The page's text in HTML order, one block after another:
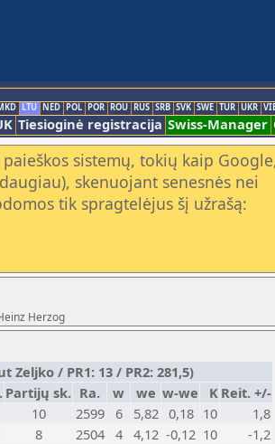
LTU NED POL POR ROU RUS SRB SVK SWE TUR UKR
Tiesioginė registracija Swiss-Manager
sistemų, tokių kaip
skenuojant senesnės nei
tik spragtelėjus šį užrašą:
Herzog
/ PR1: 13 / PR2: 281,5)
Partijų sk. Ra. w we w-we K Reit. +/-
10 2599 6 5,82 0,18 10
1,8
8 2504 4 4,12 -0,12 10
-1,2